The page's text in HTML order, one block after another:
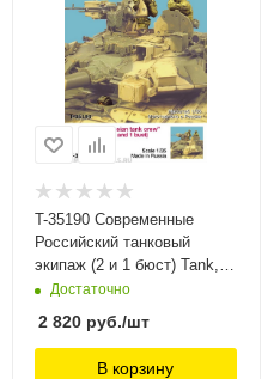
T-35190 Современные
Российский танковый
экипаж (2 и 1 бюст) Tank,
1/35Достаточно
2 820руб./шт
В корзину